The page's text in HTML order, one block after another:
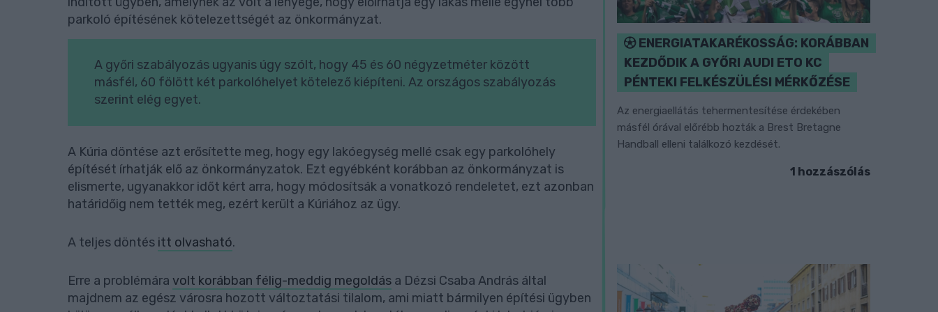
parkoló építésének kötelezettségét az önkormányzat.
A győri szabályozás ugyanis úgy szólt, hogy 45 és 60 négyzetméter között
másfél, 60 fölött két parkolóhelyet kötelező kiépíteni. Az országos szabályozás
szerint elég egyet.
A Kúria döntése azt erősítette meg, hogy egy lakóegység mellé csak egy parkolóhely
építését írhatják elő az önkormányzatok. Ezt egyébként korábban az önkormányzat is
elismerte, ugyanakkor időt kért arra, hogy módosítsák a vonatkozó rendeletet, ezt azonban
határidőig nem tették meg, ezért került a Kúriához az ügy.
A teljes döntés itt olvasható.
Erre a problémára volt korábban félig-meddig megoldás a Dézsi Csaba András által
majdnem az egész városra hozott változtatási tilalom, ami miatt bármilyen építési ügyben
ENERGIATAKARÉKOSSÁG: KORÁBBAN
KEZDŐDIK A GYŐRI AUDI ETO KC
PÉNTEKI FELKÉSZÜLÉSI MÉRKŐZÉSE
Az energiaellátás tehermentesítése érdekében
másfél órával előrébb hozták a Brest Bretagne
Handball elleni találkozó kezdését.
1 hozzászólás